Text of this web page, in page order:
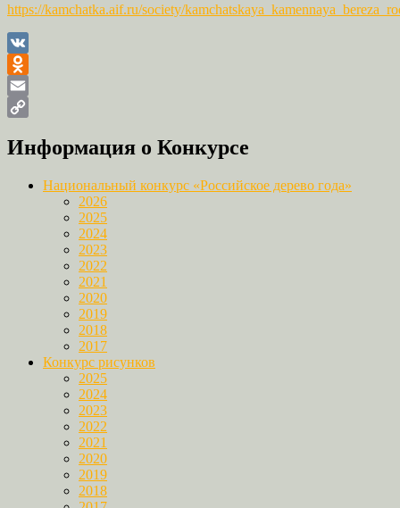
https://kamchatka.aif.ru/society/
VK
Odnoklassniki
Email
Link
Информация о Конкурсе
Национальный конкурс «Российское дерево года»
2026
2025
2024
2023
2022
2021
2020
2019
2018
2017
Конкурс рисунков
2025
2024
2023
2022
2021
2020
2019
2018